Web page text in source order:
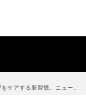
をケアする新習慣。ニュー…